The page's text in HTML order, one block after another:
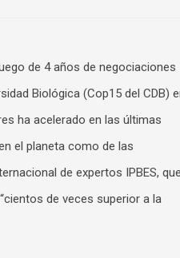
de 4 años de negociaciones
Biológica (Cop15 del CDB)
ha acelerado en las últimas
el planeta como de las
de expertos IPBES,
de veces superior a la